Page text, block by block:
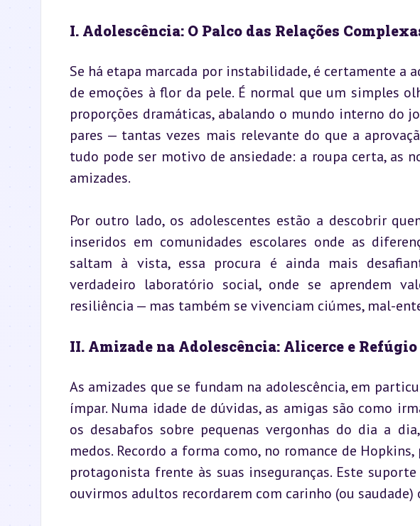
I. Adolescência: O Palco das Relações
Se há etapa marcada por instabilidade, é certamente a
de emoções à flor da pele. É normal que um simples
proporções dramáticas, abalando o mundo interno do
pares — tantas vezes mais relevante do que a
tudo pode ser motivo de ansiedade: a roupa certa, as
amizades.
Por outro lado, os adolescentes estão a descobrir
inseridos em comunidades escolares onde as
saltam à vista, essa procura é ainda mais
verdadeiro laboratório social, onde se aprendem
resiliência — mas também se vivenciam ciúmes, mal-
II. Amizade na Adolescência: Alicerce e Refúgio
As amizades que se fundam na adolescência, em
ímpar. Numa idade de dúvidas, as amigas são como
os desabafos sobre pequenas vergonhas do dia a
medos. Recordo a forma como, no romance de
protagonista frente às suas inseguranças. Este
ouvirmos adultos recordarem com carinho (ou